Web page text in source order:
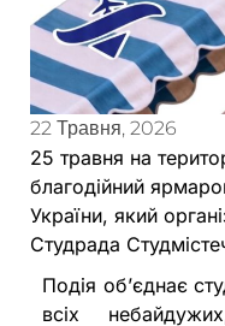
22 Травня, 2026
25 травня на
благодійний
України, який
Студрада
Подія об’єднає
всіх